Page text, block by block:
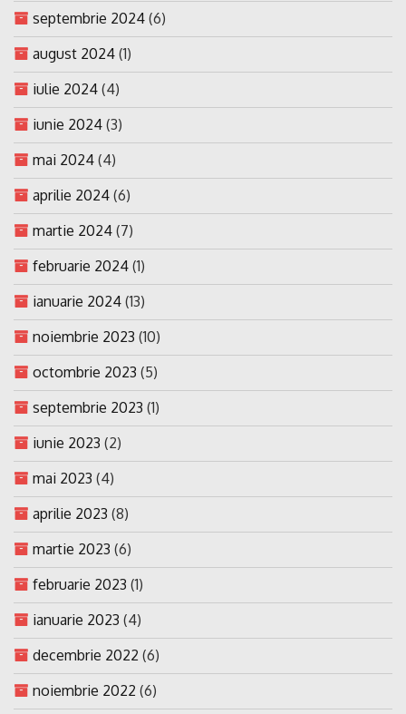
septembrie 2024 (6)
august 2024 (1)
iulie 2024 (4)
iunie 2024 (3)
mai 2024 (4)
aprilie 2024 (6)
martie 2024 (7)
februarie 2024 (1)
ianuarie 2024 (13)
noiembrie 2023 (10)
octombrie 2023 (5)
septembrie 2023 (1)
iunie 2023 (2)
mai 2023 (4)
aprilie 2023 (8)
martie 2023 (6)
februarie 2023 (1)
ianuarie 2023 (4)
decembrie 2022 (6)
noiembrie 2022 (6)